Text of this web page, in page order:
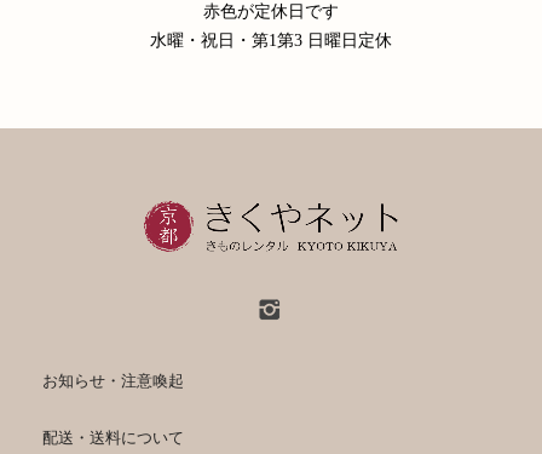
赤色が定休日です
水曜・祝日・第1第3 日曜日定休
お知らせ・注意喚起
配送・送料について